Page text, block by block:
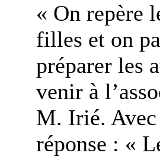
« On repère
filles et on
préparer les
venir à
M. Irié. Avec
réponse : «